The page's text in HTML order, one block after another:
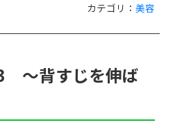
カテゴリ： 美容
～背すじを伸ば